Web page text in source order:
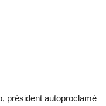
président autoproclamé